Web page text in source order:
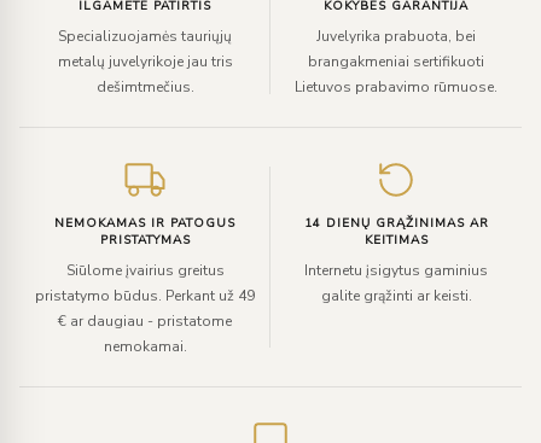
ILGAMETĖ PATIRTIS
Specializuojamės tauriųjų
metalų juvelyrikoje jau tris
dešimtmečius.
KOKYBĖS GARANTIJA
Juvelyrika prabuota, bei
brangakmeniai sertifikuoti
Lietuvos prabavimo rūmuose.
NEMOKAMAS IR PATOGUS
PRISTATYMAS
Siūlome įvairius greitus
pristatymo būdus. Perkant už 49
€ ar daugiau - pristatome
nemokamai.
14 DIENŲ GRĄŽINIMAS AR
KEITIMAS
Internetu įsigytus gaminius
galite grąžinti ar keisti.